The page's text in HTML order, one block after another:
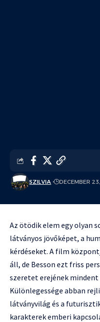
SZILVIA DECEMBER
Az ötödik elem egy olyan
látványos jövőképet, a
kérdéseket. A film
áll, de Besson ezt friss
szeretet erejének mindent
Különlegessége abban
látványvilág és a
karakterek emberi